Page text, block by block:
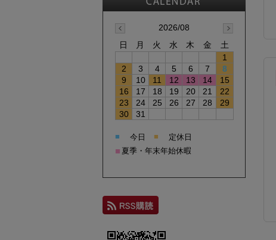
2026/08
日
月 火 水 木 金
土
1
2
3 4 5 6 7
8
9
10 11 12 13 14
15
16
17 18 19 20 21
22
23
24 25 26 27 28
29
30
31
■ 今日 ■ 定休日
■ 夏季・年末年始休暇